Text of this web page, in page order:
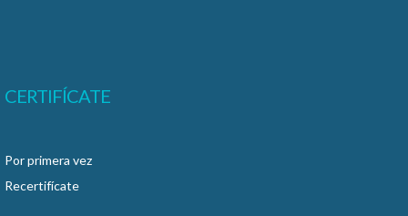
CERTIFÍCATE
Por primera vez
Recertifícate